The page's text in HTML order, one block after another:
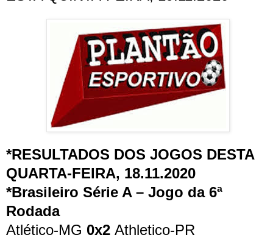
*RESULTADOS DOS JOGOS DESTA
QUARTA-FEIRA, 18.11.2020
*Brasileiro Série A – Jogo da 6ª
Rodada
Atlético-MG 0x2 Athletico-PR